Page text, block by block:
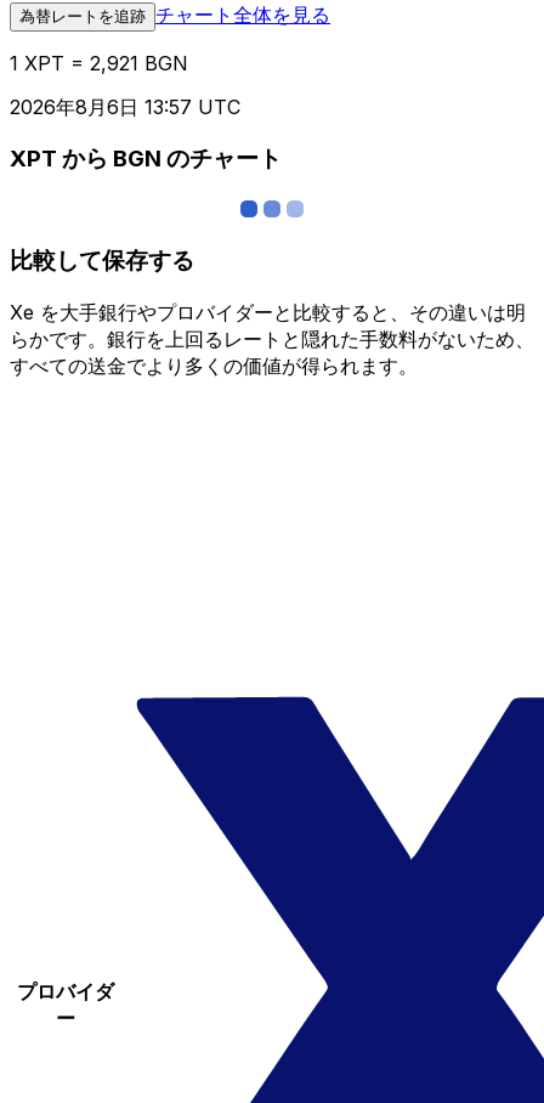
為替レートを追跡 チャート全体を見る
1 XPT = 2,921 BGN
2026年8月6日 13:57 UTC
XPT から BGN のチャート
比較して保存する
Xe を大手銀行やプロバイダーと比較すると、その違いは明
らかです。銀行を上回るレートと隠れた手数料がないため、
すべての送金でより多くの価値が得られます。
プロバイダ
ー